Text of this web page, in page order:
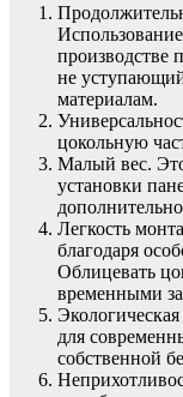
производстве
не
материалам.
цокольную
Малый вес.
установки
Легкость
благодаря
Облицевать
временными
для
собственной